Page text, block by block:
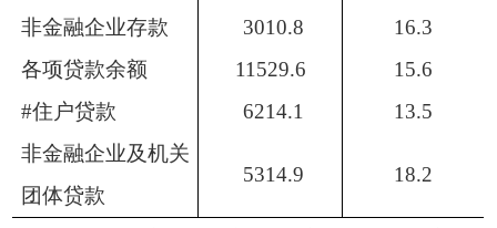
非金融企业存款
3010.8
16.3
各项贷款余额
11529.6
15.6
#住户贷款 6214.1
13.5
非金融企业及机关
团体贷款
5314.9 18.2